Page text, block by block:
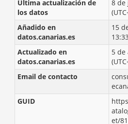
Última actualización de
los datos
8 de
Añadido en
datos.canarias.es
15
Actualizado en
datos.canarias.es
5 de
Email de contacto
GUID
et/